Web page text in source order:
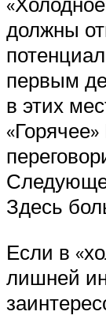
должны
первым
в этих
Здесь
Если в
лишней